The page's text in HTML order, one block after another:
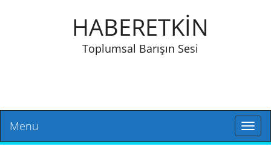
HABERETKİN
Toplumsal Barışın Sesi
Toggle
Menu